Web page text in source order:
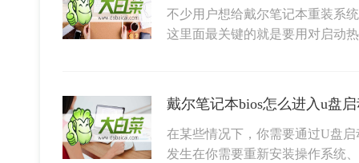
不少用户想给戴尔笔记本重装系
这里面最关键的就是要用对启动
在某些情况下，你需要通过U盘
发生在你需要重新安装操作系统